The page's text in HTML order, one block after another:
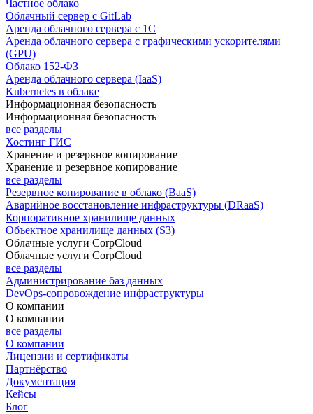
Частное облако
Облачный сервер с GitLab
Аренда облачного сервера с 1С
Аренда облачного сервера с графическими ускорителями
(GPU)
Облако 152-ФЗ
Аренда облачного сервера (IaaS)
Kubernetes в облаке
Информационная безопасность
Информационная безопасность
все разделы
Хостинг ГИС
Хранение и резервное копирование
Хранение и резервное копирование
все разделы
Резервное копирование в облако (BaaS)
Аварийное восстановление инфраструктуры (DRaaS)
Корпоративное хранилище данных
Объектное хранилище данных (S3)
Облачные услуги CorpCloud
Облачные услуги CorpCloud
все разделы
Администрирование баз данных
DevOps-сопровождение инфраструктуры
О компании
О компании
все разделы
О компании
Лицензии и сертификаты
Партнёрство
Документация
Кейсы
Блог